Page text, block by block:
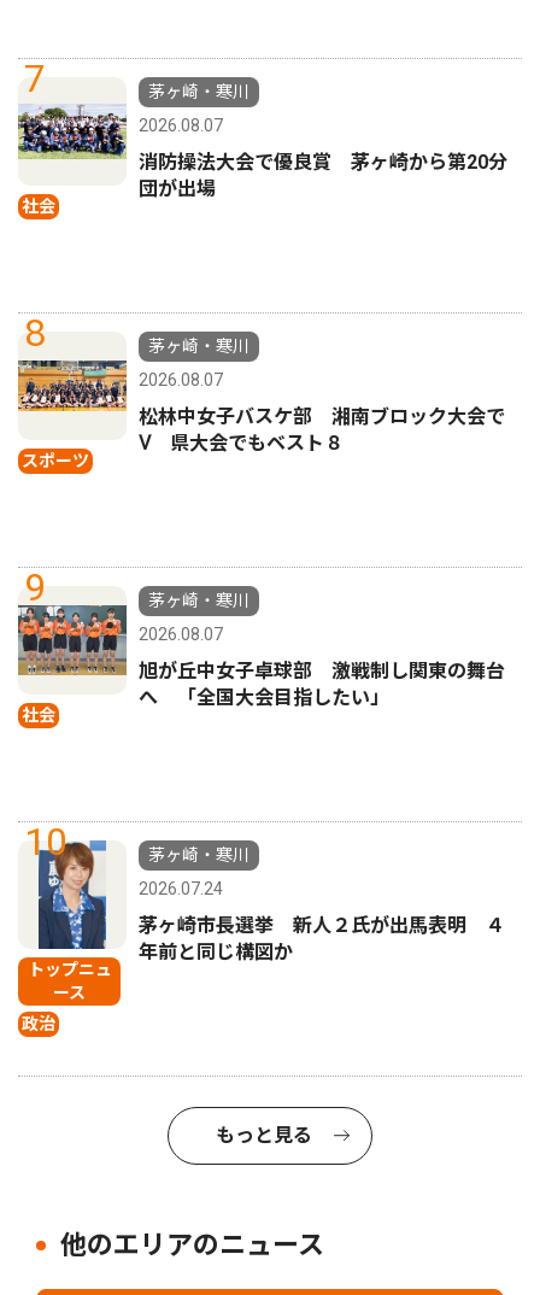
7
社会
茅ヶ崎・寒川
2026.08.07
消防操法大会で優良賞 茅ヶ崎から第20分
団が出場
8
スポーツ
茅ヶ崎・寒川
2026.08.07
松林中女子バスケ部 湘南ブロック大会で
Ⅴ 県大会でもベスト８
9
社会
茅ヶ崎・寒川
2026.08.07
旭が丘中女子卓球部 激戦制し関東の舞台
へ 「全国大会目指したい」
10
トップニュ
ース
政治
茅ヶ崎・寒川
2026.07.24
茅ヶ崎市長選挙 新人２氏が出馬表明 ４
年前と同じ構図か
もっと見る
他のエリアのニュース